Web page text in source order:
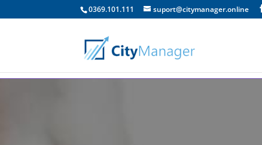
0369.101.111 suport@citymanager.online